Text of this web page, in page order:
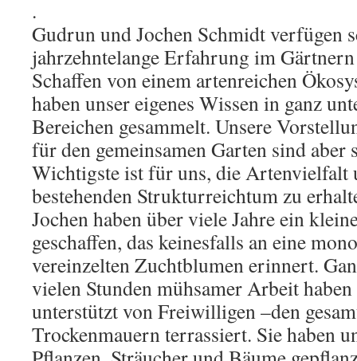
.
Gudrun und Jochen Schmidt verfügen
jahrzehntelange Erfahrung im
Schaffen von einem artenreichen
haben unser eigenes Wissen in ganz
Bereichen gesammelt. Unsere
für den gemeinsamen Garten sind aber
Wichtigste ist für uns, die Artenvielfalt
bestehenden Strukturreichtum zu
Jochen haben über viele Jahre ein
geschaffen, das keinesfalls an eine
vereinzelten Zuchtblumen erinnert.
vielen Stunden mühsamer Arbeit
unterstützt von Freiwilligen –den
Trockenmauern terrassiert. Sie haben